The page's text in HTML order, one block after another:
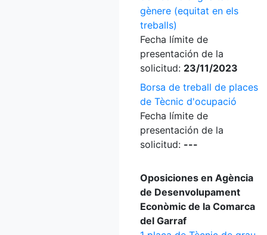
gènere (equitat en els
treballs)
Fecha límite de
presentación de la
solicitud: 23/11/2023
Borsa de treball de places
de Tècnic d'ocupació
Fecha límite de
presentación de la
solicitud: ---
Oposiciones en Agència
de Desenvolupament
Econòmic de la Comarca
del Garraf